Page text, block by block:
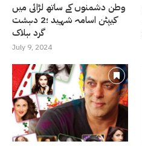
وطن دشمنوں کے ساتھ لڑائی میں
کیپٹن اسامہ شہید ؛2 دہشت
گرد ہلاک
July 9, 2024